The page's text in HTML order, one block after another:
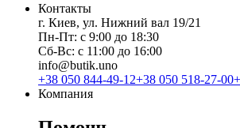
Контакты
г. Киев, ул. Нижний вал 19/21
Пн-Пт: с 9:00 до 18:30
Сб-Вс: с 11:00 до 16:00
info@butik.uno
+38 050 844-49-12+38 050 518-27-00
Компания